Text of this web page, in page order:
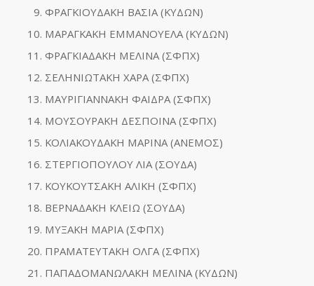
ΦΡΑΓΚΙΟΥΔΑΚΗ ΒΑΣΙΑ (ΚΥΔΩΝ)
ΜΑΡΑΓΚΑΚΗ ΕΜΜΑΝΟΥΕΛΑ (ΚΥΔΩΝ)
ΦΡΑΓΚΙΑΔΑΚΗ ΜΕΛΙΝΑ (ΣΦΠΧ)
ΣΕΛΗΝΙΩΤΑΚΗ ΧΑΡΑ (ΣΦΠΧ)
ΜΑΥΡΙΓΙΑΝΝΑΚΗ ΦΑΙΔΡΑ (ΣΦΠΧ)
ΜΟΥΣΟΥΡΑΚΗ ΔΕΣΠΟΙΝΑ (ΣΦΠΧ)
ΚΟΛΙΑΚΟΥΔΑΚΗ ΜΑΡΙΝΑ (ΑΝΕΜΟΣ)
ΣΤΕΡΓΙΟΠΟΥΛΟΥ ΛΙΑ (ΣΟΥΔΑ)
ΚΟΥΚΟΥΤΣΑΚΗ ΑΛΙΚΗ (ΣΦΠΧ)
ΒΕΡΝΑΔΑΚΗ ΚΛΕΙΩ (ΣΟΥΔΑ)
ΜΥΞΑΚΗ ΜΑΡΙΑ (ΣΦΠΧ)
ΠΡΑΜΑΤΕΥΤΑΚΗ ΟΛΓΑ (ΣΦΠΧ)
ΠΑΠΑΔΟΜΑΝΩΛΑΚΗ ΜΕΛΙΝΑ (ΚΥΔΩΝ)